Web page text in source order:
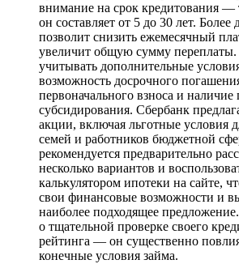
внимание на срок кредитования —
он составляет от 5 до 30 лет.
позволит снизить ежемесячный
увеличит общую сумму
учитывать дополнительные
возможность досрочного
первоначального взноса и
субсидирования. Сбербанк
акции, включая льготные условия
семей и работников бюджетной
рекомендуется предварительно
несколько вариантов и
калькулятором ипотеки на сайте,
свои финансовые возможности и
наиболее подходящее
о тщательной проверке своего
рейтинга — он существенно
конечные условия займа.